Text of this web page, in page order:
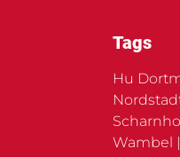
Tags
Hu
Wambel